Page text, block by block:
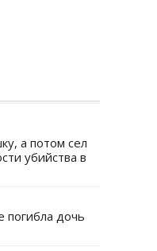
а потом сел
убийства в
погибла дочь